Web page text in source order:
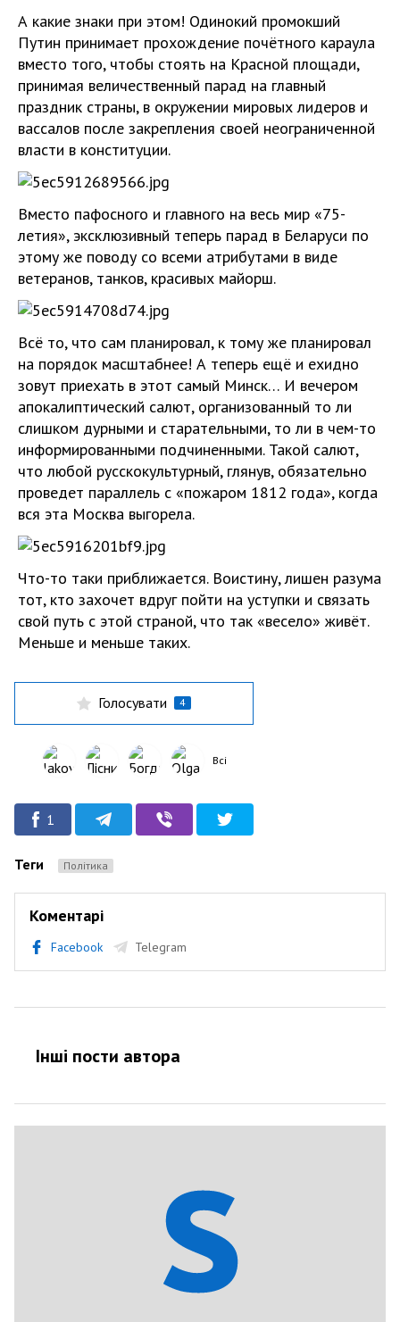
А какие знаки при этом! Одинокий промокший
Путин принимает прохождение почётного караула
вместо того, чтобы стоять на Красной площади,
принимая величественный парад на главный
праздник страны, в окружении мировых лидеров и
вассалов после закрепления своей неограниченной
власти в конституции.
Вместо пафосного и главного на весь мир «75-
летия», эксклюзивный теперь парад в Беларуси по
этому же поводу со всеми атрибутами в виде
ветеранов, танков, красивых майорш.
Всё то, что сам планировал, к тому же планировал
на порядок масштабнее! А теперь ещё и ехидно
зовут приехать в этот самый Минск… И вечером
апокалиптический салют, организованный то ли
слишком дурными и старательными, то ли в чем-то
информированными подчиненными. Такой салют,
что любой русскокультурный, глянув, обязательно
проведет параллель с «пожаром 1812 года», когда
вся эта Москва выгорела.
Что-то таки приближается. Воистину, лишен разума
тот, кто захочет вдруг пойти на уступки и связать
свой путь с этой страной, что так «весело» живёт.
Меньше и меньше таких.
Голосувати 4
Всі
1
Теги Політика
Коментарі
Facebook Telegram
Інші пости автора